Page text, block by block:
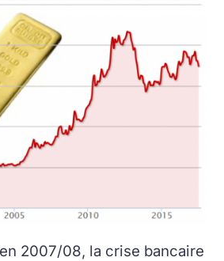
2007/08, la crise bancaire